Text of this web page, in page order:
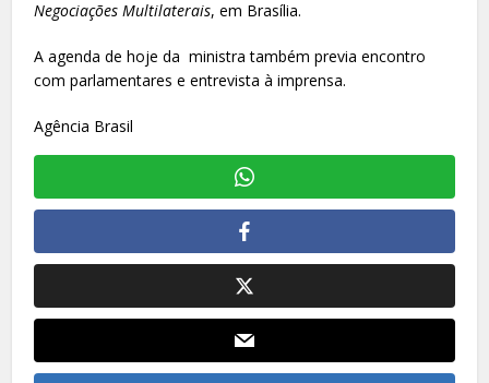
Negociações Multilaterais, em Brasília.
A agenda de hoje da ministra também previa encontro
com parlamentares e entrevista à imprensa.
Agência Brasil